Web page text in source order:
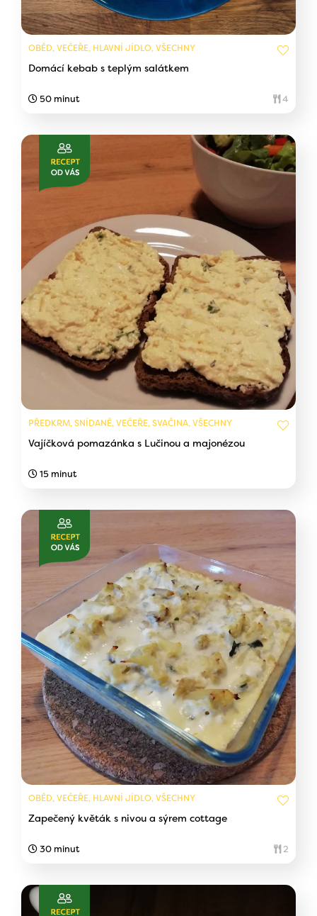
OBĚD, VEČEŘE, HLAVNÍ JÍDLO, VŠECHNY
Domácí kebab s teplým salátkem
50 minut 4
PŘEDKRM, SNÍDANĚ, VEČEŘE, SVAČINA, VŠECHNY
Vajíčková pomazánka s Lučinou a majonézou
15 minut
OBĚD, VEČEŘE, HLAVNÍ JÍDLO, VŠECHNY
Zapečený květák s nivou a sýrem cottage
30 minut 2